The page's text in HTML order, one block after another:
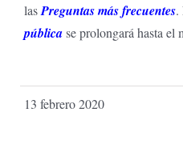
lasPreguntas más frecuentes.
públicase prolongará hasta el
13 febrero 2020